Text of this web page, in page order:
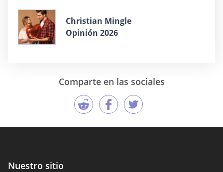
Christian Mingle
Opinión 2026
Comparte en las sociales
Nuestro sitio